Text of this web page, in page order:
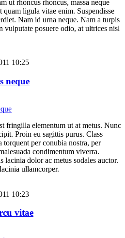
ut rhoncus rhoncus, massa neque
quam ligula vitae enim. Suspendisse
Nam id urna neque. Nam a turpis
vulputate posuere odio, at ultrices nisl
10:25
neque
fringilla elementum ut at metus. Nunc
Proin eu sagittis purus. Class
torquent per conubia nostra, per
condimentum viverra.
dolor ac metus sodales auctor.
ullamcorper.
10:23
vitae